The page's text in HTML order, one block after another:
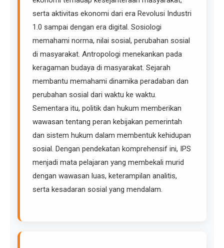
serta aktivitas ekonomi dari era Revolusi Industri
1.0 sampai dengan era digital. Sosiologi
memahami norma, nilai sosial, perubahan sosial
di masyarakat. Antropologi menekankan pada
keragaman budaya di masyarakat. Sejarah
membantu memahami dinamika peradaban dan
perubahan sosial dari waktu ke waktu.
Sementara itu, politik dan hukum memberikan
wawasan tentang peran kebijakan pemerintah
dan sistem hukum dalam membentuk kehidupan
sosial. Dengan pendekatan komprehensif ini, IPS
menjadi mata pelajaran yang membekali murid
dengan wawasan luas, keterampilan analitis,
serta kesadaran sosial yang mendalam.